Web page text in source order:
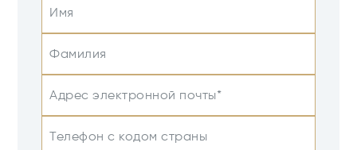
Имя
Фамилия
Адрес электронной почты*
Телефон с кодом страны